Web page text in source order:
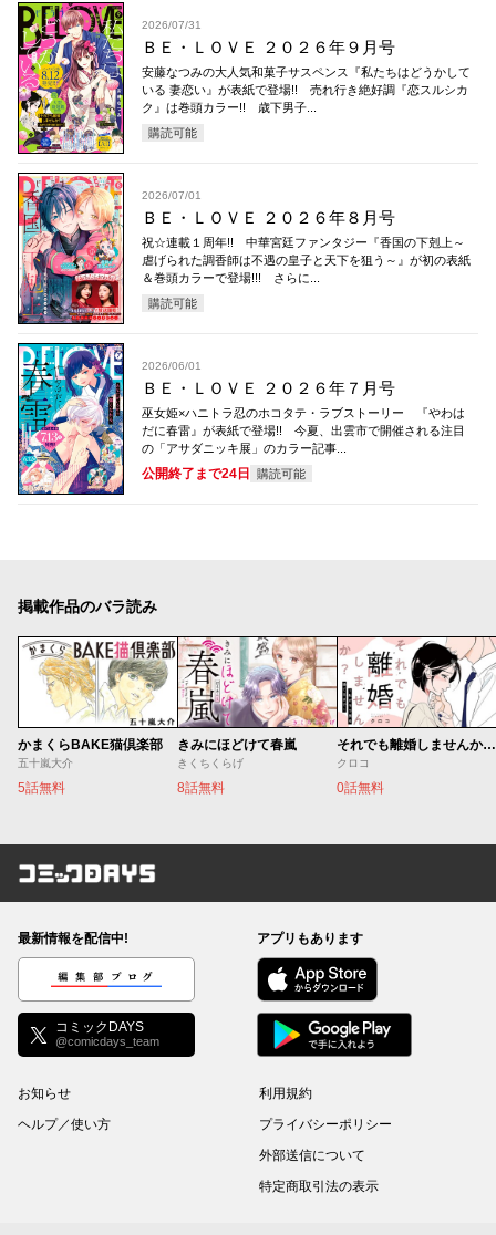
2026/07/31
ＢＥ・ＬＯＶＥ ２０２６年９月号
安藤なつみの大人気和菓子サスペンス『私たちはどうかして
いる 妻恋い』が表紙で登場!! 売れ行き絶好調『恋スルシカ
ク』は巻頭カラー!! 歳下男子...
購読可能
2026/07/01
ＢＥ・ＬＯＶＥ ２０２６年８月号
祝☆連載１周年!! 中華宮廷ファンタジー『香国の下剋上～
虐げられた調香師は不遇の皇子と天下を狙う～』が初の表紙
＆巻頭カラーで登場!!! さらに...
購読可能
2026/06/01
ＢＥ・ＬＯＶＥ ２０２６年７月号
巫女姫×ハニトラ忍のホコタテ・ラブストーリー 『やわは
だに春雷』が表紙で登場!! 今夏、出雲市で開催される注目
の「アサダニッキ展」のカラー記事...
公開終了まで24日 購読可能
掲載作品のバラ読み
かまくらBAKE猫倶楽部
五十嵐大介
5話無料
きみにほどけて春嵐
きくちくらげ
8話無料
それでも離婚しませんか？ 〜私がモラ男を捨てるまで〜
クロコ
0話無料
コミックDAYS
最新情報を配信中!
編集部ブログ
コミックDAYS
@comicdays_team
アプリもあります
お知らせ
ヘルプ／使い方
利用規約
プライバシーポリシー
外部送信について
特定商取引法の表示